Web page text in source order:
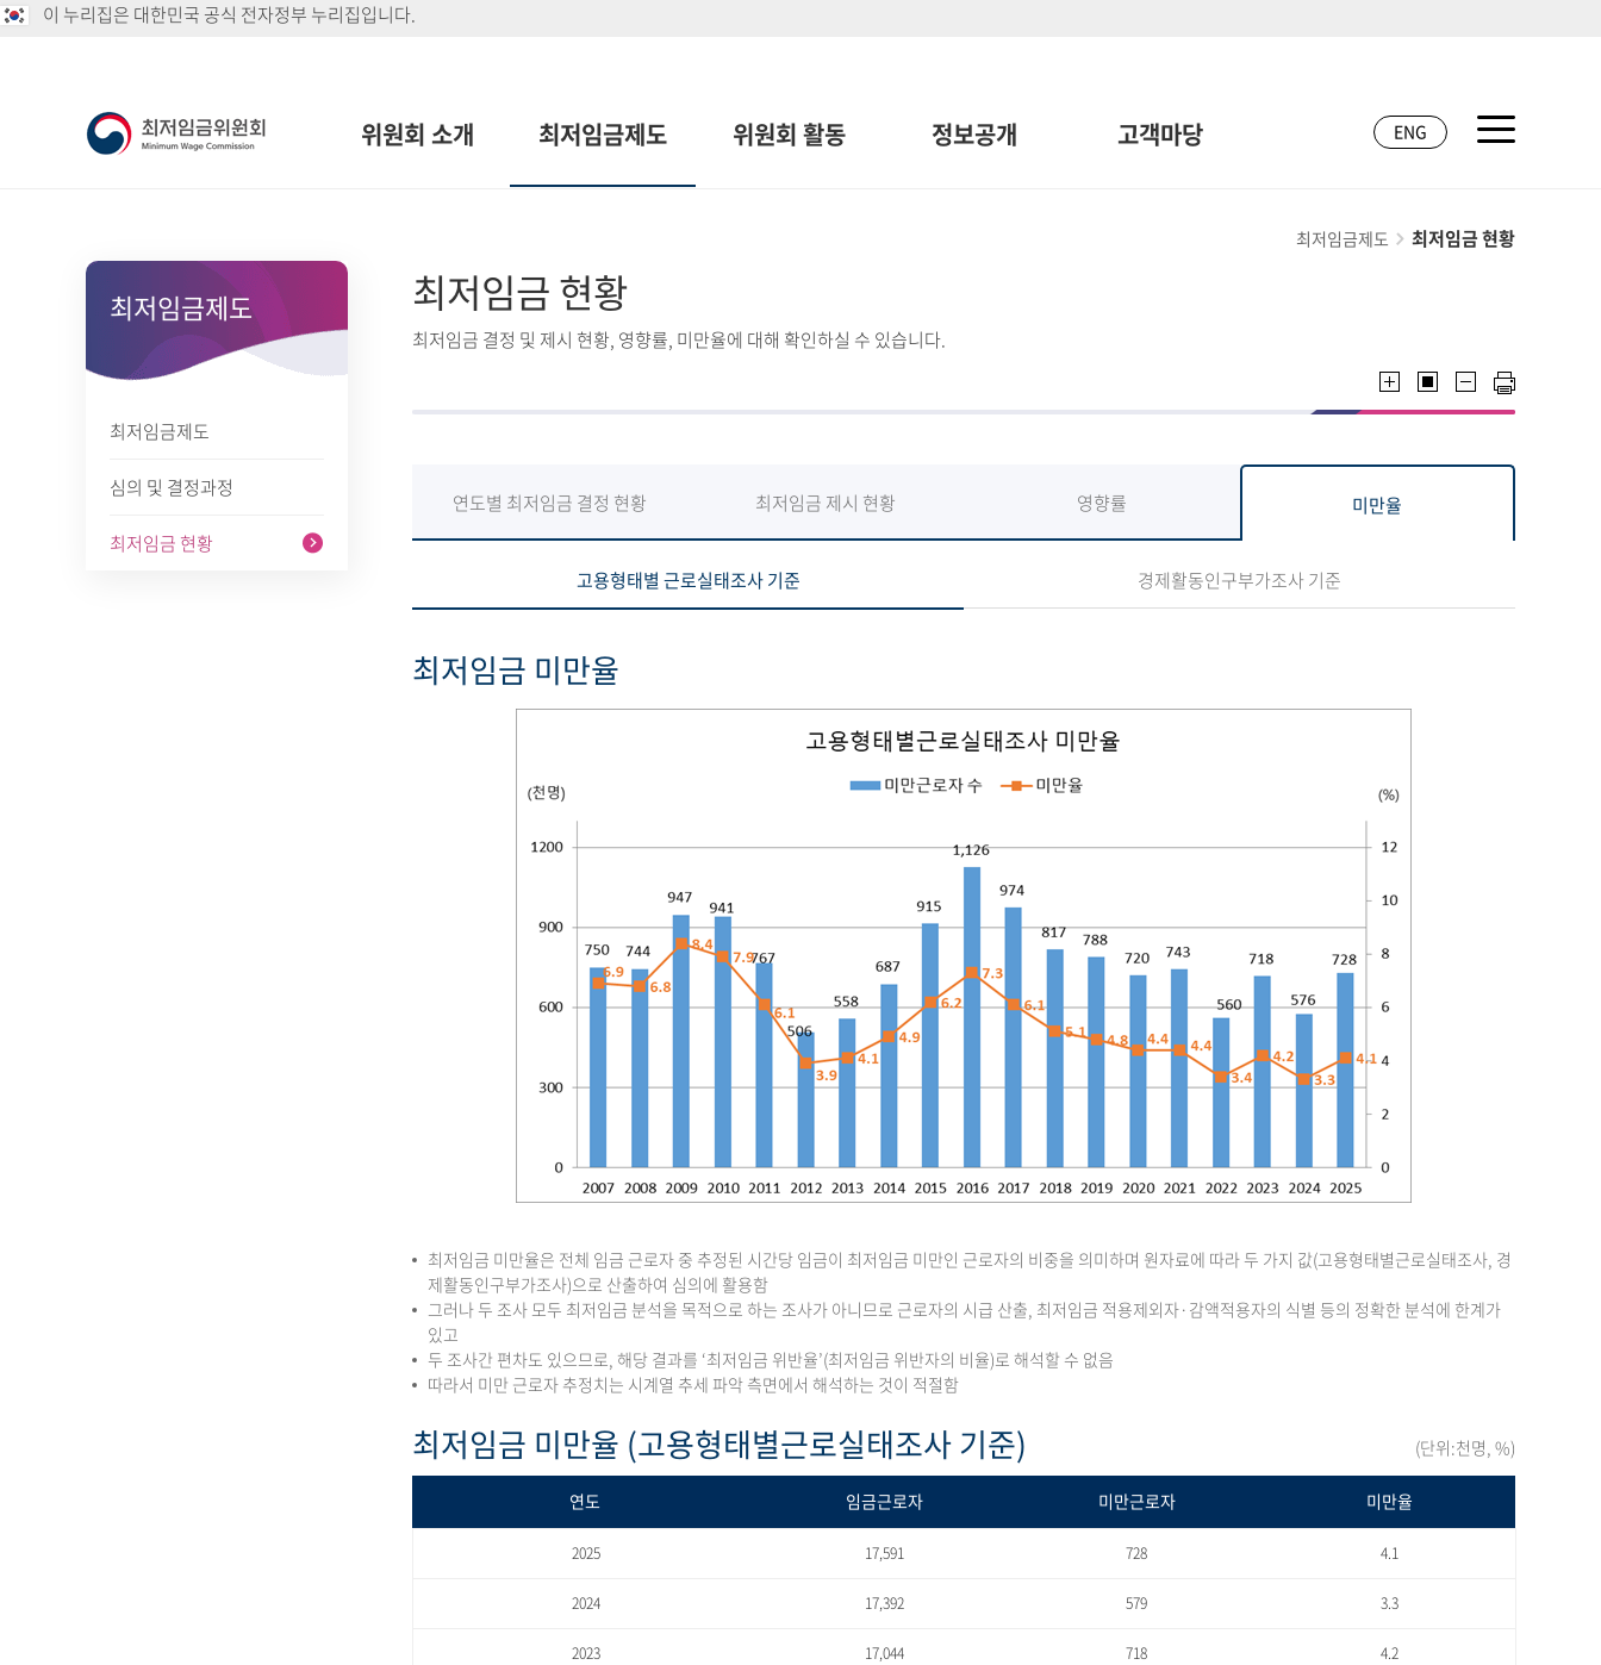
이 누리집은 대한민국 공식 전자정부 누리집입니다.
위원회 소개 최저임금제도 위원회 활동 정보공개 고객마당 ENG
최저임금제도
최저임금제도
심의 및 결정과정
최저임금 현황
최저임금제도 최저임금 현황
최저임금 현황
최저임금 결정 및 제시 현황, 영향률, 미만율에 대해 확인하실 수 있습니다.
연도별 최저임금 결정 현황 최저임금 제시 현황 영향률 미만율
고용형태별 근로실태조사 기준 경제활동인구부가조사 기준
최저임금 미만율
최저임금 미만율은 전체 임금 근로자 중 추정된 시간당 임금이 최저임금 미만인 근로자의 비중을 의미하며 원자료에 따라 두 가지 값(고용형태별근로실태조사, 경
제활동인구부가조사)으로 산출하여 심의에 활용함
그러나 두 조사 모두 최저임금 분석을 목적으로 하는 조사가 아니므로 근로자의 시급 산출, 최저임금 적용제외자·감액적용자의 식별 등의 정확한 분석에 한계가
있고
두 조사간 편차도 있으므로, 해당 결과를 ‘최저임금 위반율’(최저임금 위반자의 비율)로 해석할 수 없음
따라서 미만 근로자 추정치는 시계열 추세 파악 측면에서 해석하는 것이 적절함
최저임금 미만율 (고용형태별근로실태조사 기준) (단위:천명, %)
연도 임금근로자 미만근로자 미만율
2025 17,591 728 4.1
2024 17,392 579 3.3
2023 17,044 718 4.2